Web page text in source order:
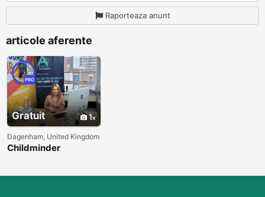
Raporteaza anunt
articole aferente
Gratuit 1
PRO
Dagenham, United Kingdom
Childminder